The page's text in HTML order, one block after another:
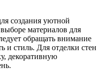
создания уютной
материалов для
обращать внимание
и стиль. Для отделки стен
декоративную